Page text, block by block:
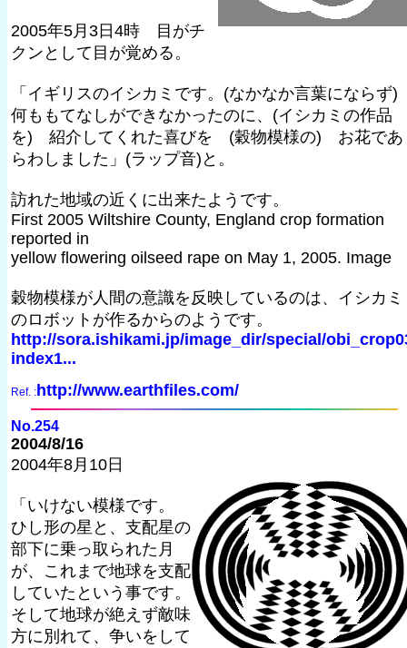
2005年5月3日4時 目がチ
クンとして目が覚める。
「イギリスのイシカミです。(なかなか言葉にならず)
何ももてなしができなかったのに、(イシカミの作品
を) 紹介してくれた喜びを (穀物模様の) お花であ
らわしました」(ラップ音)と。
訪れた地域の近くに出来たようです。
First 2005 Wiltshire County, England crop formation
reported in
yellow flowering oilseed rape on May 1, 2005. Image
穀物模様が人間の意識を反映しているのは、イシカミ
のロボットが作るからのようです。
http://sora.ishikami.jp/image_dir/special/
index1...
Ref. : http://www.earthfiles.com/
No.254
2004/8/16
2004年8月10日
「いけない模様です。
ひし形の星と、支配星の
部下に乗っ取られた月
が、これまで地球を支配
していたという事です。
そして地球が絶えず敵味
方に別れて、争いをして